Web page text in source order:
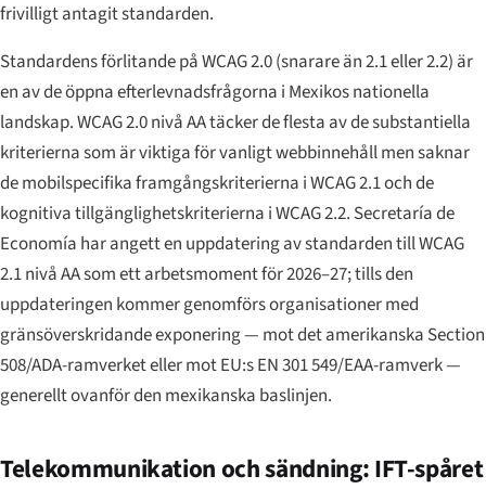
frivilligt antagit standarden.
Standardens förlitande på WCAG 2.0 (snarare än 2.1 eller 2.2) är
en av de öppna efterlevnadsfrågorna i Mexikos nationella
landskap. WCAG 2.0 nivå AA täcker de flesta av de substantiella
kriterierna som är viktiga för vanligt webbinnehåll men saknar
de mobilspecifika framgångskriterierna i WCAG 2.1 och de
kognitiva tillgänglighetskriterierna i WCAG 2.2. Secretaría de
Economía har angett en uppdatering av standarden till WCAG
2.1 nivå AA som ett arbetsmoment för 2026–27; tills den
uppdateringen kommer genomförs organisationer med
gränsöverskridande exponering — mot det amerikanska Section
508/ADA-ramverket eller mot EU:s EN 301 549/EAA-ramverk —
generellt ovanför den mexikanska baslinjen.
Telekommunikation och sändning: IFT-spåret